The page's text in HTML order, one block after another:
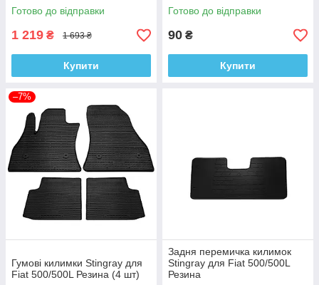
Готово до відправки
1 219 ₴ 1 693 ₴
Купити
Готово до відправки
90 ₴
Купити
–7%
Гумові килимки Stingray для
Fiat 500/500L Резина (4 шт)
Задня перемичка килимок
Stingray для Fiat 500/500L
Резина